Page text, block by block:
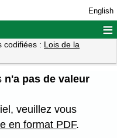
English
≡
codifiées : Lois de la
n'a pas de valeur
veuillez vous
en format PDF.